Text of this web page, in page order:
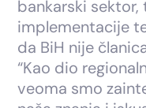
bankarski sektor,
implementacije
da BiH nije
“Kao dio
veoma smo